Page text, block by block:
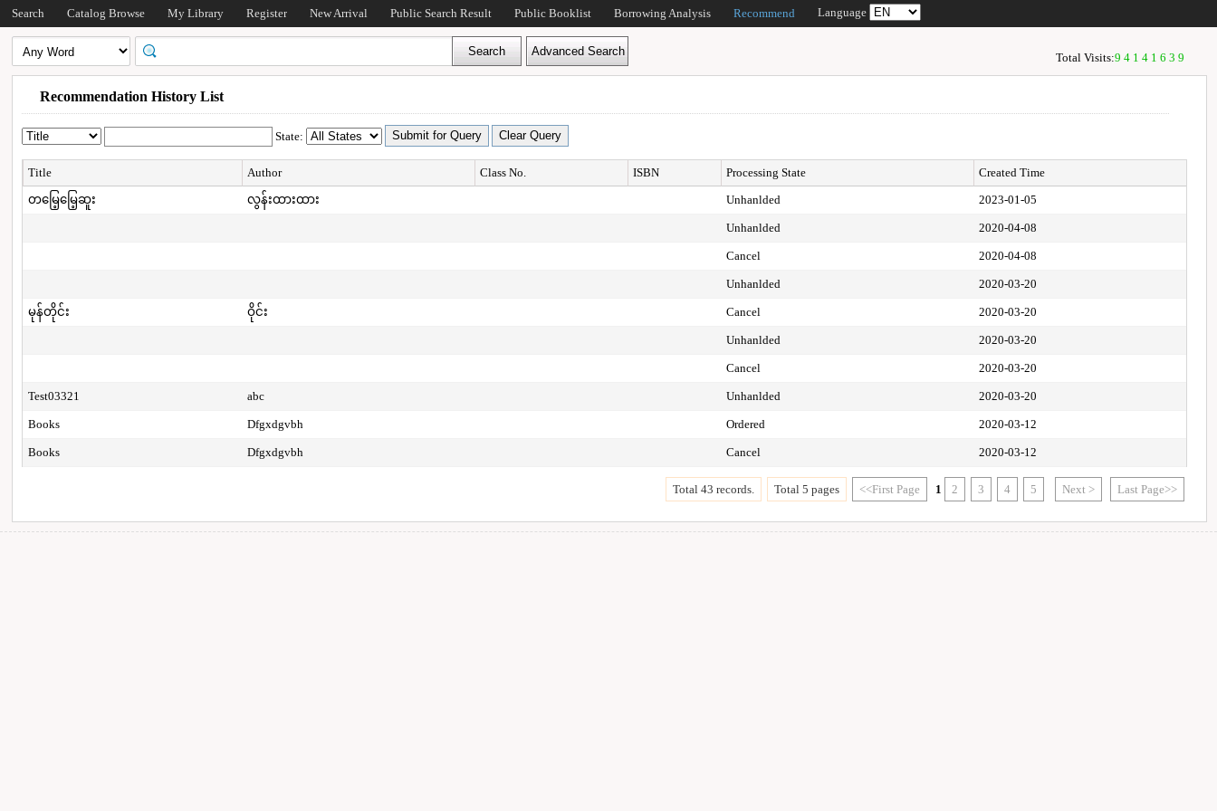
Search Catalog Browse My Library Register New Arrival Public Search Result Public Booklist Borrowing Analysis Recommend Language
Total Visits:94141639
Recommendation History List
State:
Title Author Class No. ISBN Processing State
Created Time
တမြေ့မြေ့ဆူး
လွန်းထားထား Unhanlded 2023-01-05
Unhanlded 2020-04-08
Cancel 2020-04-08
Unhanlded 2020-03-20
မုန်တိုင်း ဝိုင်း Cancel 2020-03-20
Unhanlded 2020-03-20
Cancel 2020-03-20
Test03321 abc Unhanlded 2020-03-20
Books Dfgxdgvbh Ordered 2020-03-12
Books Dfgxdgvbh Cancel 2020-03-12
Total 43 records. Total 5 pages <<First Page 1 2 3 4 5 Next > Last Page>>